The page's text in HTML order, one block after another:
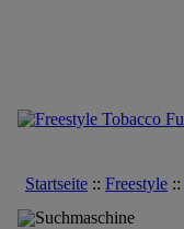
Startseite :: Freestyle ::
Suchmaschine